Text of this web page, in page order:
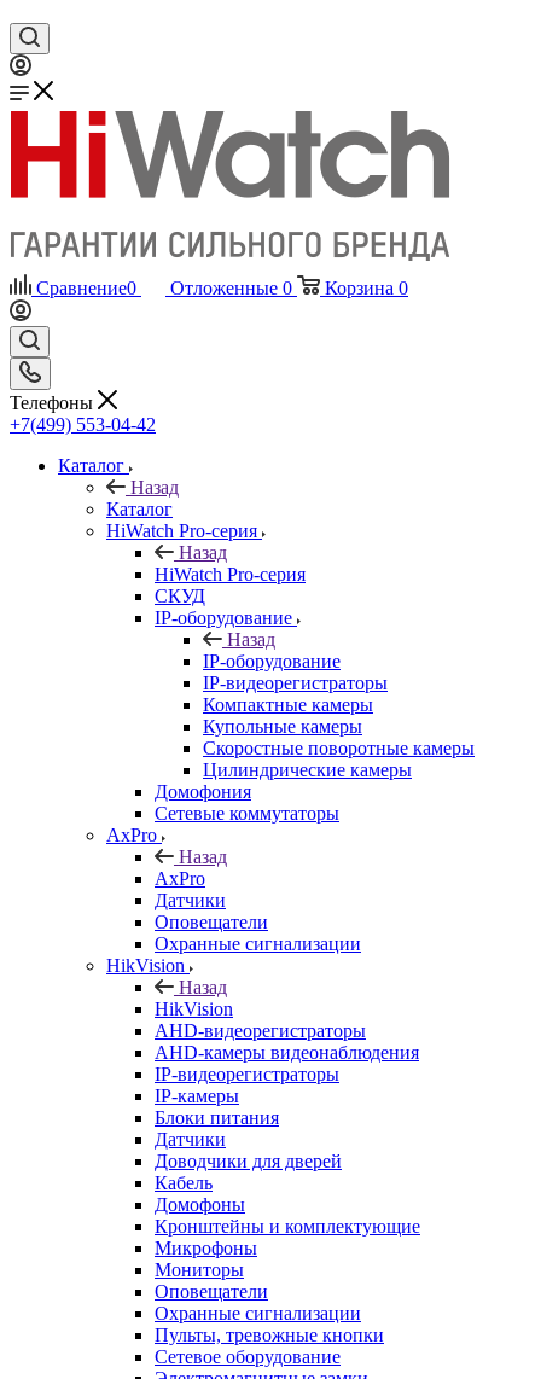
Сравнение0 Отложенные 0 Корзина 0
Телефоны
+7(499) 553-04-42
Каталог
Назад
Каталог
HiWatch Pro-серия
Назад
HiWatch Pro-серия
CКУД
IP-оборудование
Назад
IP-оборудование
IP-видеорегистраторы
Компактные камеры
Купольные камеры
Скоростные поворотные камеры
Цилиндрические камеры
Домофония
Сетевые коммутаторы
AxPro
Назад
AxPro
Датчики
Оповещатели
Охранные сигнализации
HikVision
Назад
HikVision
AHD-видеорегистраторы
AHD-камеры видеонаблюдения
IP-видеорегистраторы
IP-камеры
Блоки питания
Датчики
Доводчики для дверей
Кабель
Домофоны
Кронштейны и комплектующие
Микрофоны
Мониторы
Оповещатели
Охранные сигнализации
Пульты, тревожные кнопки
Сетевое оборудование